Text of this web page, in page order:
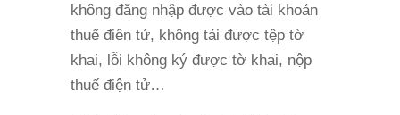
không đăng nhập được vào tài khoản
thuế điên tử, không tải được tệp tờ
khai, lỗi không ký được tờ khai, nộp
thuế điện tử…